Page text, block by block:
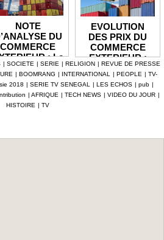
NOTE
DU
COMMERCE
: Le
déficit de la
balance
se
en 2025
de 1 935,1
EVOLUTION
DES PRIX DU
COMMERCE
EXTERIEUR :
Les prix des
produits
importés en
hausse de 3,1%
| SOCIETE | SERIE | RELIGION | REVUE DE PRESSE
| BOOMRANG | INTERNATIONAL | PEOPLE | TV-
2018 | SERIE TV SENEGAL | LES ECHOS | pub |
| AFRIQUE | TECH NEWS | VIDEO DU JOUR |
HISTOIRE | TV